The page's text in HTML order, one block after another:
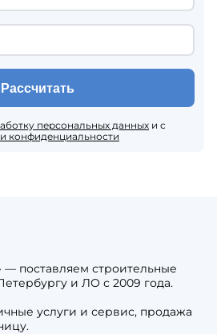
Рассчитать
персональных данных и с
конфиденциальности
— поставляем строительные
и ЛО с 2009 года.
услуги и сервис, продажа